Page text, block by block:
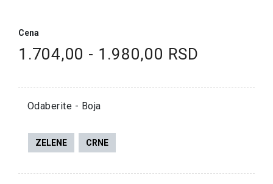
Cena
1.704,00 - 1.980,00 RSD
Odaberite - Boja
ZELENE CRNE